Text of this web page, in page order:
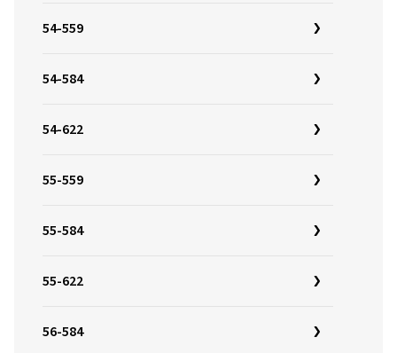
54-559
54-584
54-622
55-559
55-584
55-622
56-584